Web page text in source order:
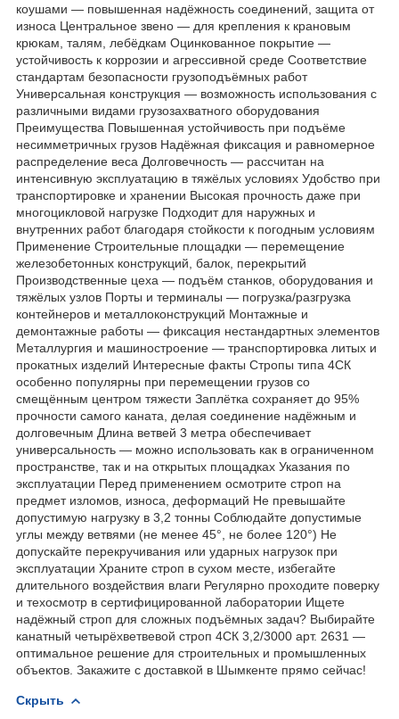
коушами — повышенная надёжность соединений, защита от
износа Центральное звено — для крепления к крановым
крюкам, талям, лебёдкам Оцинкованное покрытие —
устойчивость к коррозии и агрессивной среде Соответствие
стандартам безопасности грузоподъёмных работ
Универсальная конструкция — возможность использования с
различными видами грузозахватного оборудования
Преимущества Повышенная устойчивость при подъёме
несимметричных грузов Надёжная фиксация и равномерное
распределение веса Долговечность — рассчитан на
интенсивную эксплуатацию в тяжёлых условиях Удобство при
транспортировке и хранении Высокая прочность даже при
многоцикловой нагрузке Подходит для наружных и
внутренних работ благодаря стойкости к погодным условиям
Применение Строительные площадки — перемещение
железобетонных конструкций, балок, перекрытий
Производственные цеха — подъём станков, оборудования и
тяжёлых узлов Порты и терминалы — погрузка/разгрузка
контейнеров и металлоконструкций Монтажные и
демонтажные работы — фиксация нестандартных элементов
Металлургия и машиностроение — транспортировка литых и
прокатных изделий Интересные факты Стропы типа 4СК
особенно популярны при перемещении грузов со
смещённым центром тяжести Заплётка сохраняет до 95%
прочности самого каната, делая соединение надёжным и
долговечным Длина ветвей 3 метра обеспечивает
универсальность — можно использовать как в ограниченном
пространстве, так и на открытых площадках Указания по
эксплуатации Перед применением осмотрите строп на
предмет изломов, износа, деформаций Не превышайте
допустимую нагрузку в 3,2 тонны Соблюдайте допустимые
углы между ветвями (не менее 45°, не более 120°) Не
допускайте перекручивания или ударных нагрузок при
эксплуатации Храните строп в сухом месте, избегайте
длительного воздействия влаги Регулярно проходите поверку
и техосмотр в сертифицированной лаборатории Ищете
надёжный строп для сложных подъёмных задач? Выбирайте
канатный четырёхветвевой строп 4СК 3,2/3000 арт. 2631 —
оптимальное решение для строительных и промышленных
объектов. Закажите с доставкой в Шымкенте прямо сейчас!
Скрыть